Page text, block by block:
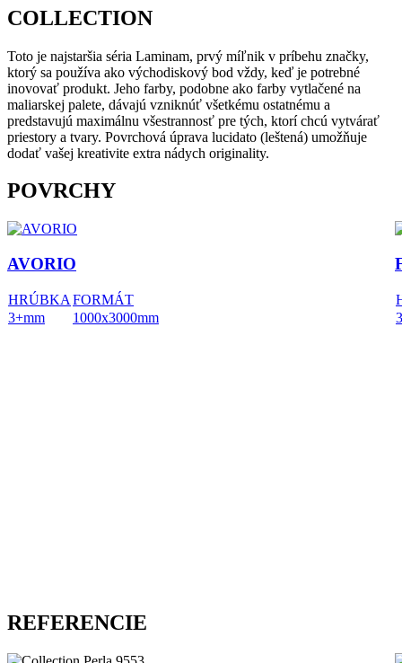
COLLECTION
Toto je najstaršia séria Laminam, prvý míľnik v príbehu značky,
ktorý sa používa ako východiskový bod vždy, keď je potrebné
inovovať produkt. Jeho farby, podobne ako farby vytlačené na
maliarskej palete, dávajú vzniknúť všetkému ostatnému a
predstavujú maximálnu všestrannosť pre tých, ktorí chcú vytvárať
priestory a tvary. Povrchová úprava lucidato (leštená) umožňuje
dodať vašej kreativite extra nádych originality.
POVRCHY
AVORIO
HRÚBKA FORMÁT
3+mm
1000x3000mm
REFERENCIE